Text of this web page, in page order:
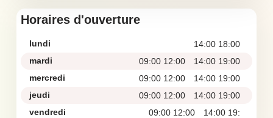
Horaires d'ouverture
lundi
14:00 18:00
mardi
09:00 12:00
14:00 19:00
mercredi
09:00 12:00
14:00 19:00
jeudi
09:00 12:00
14:00 19:00
vendredi
09:00 12:00
14:00 19: